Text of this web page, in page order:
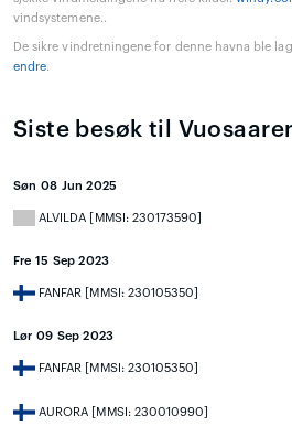
vindsystemene..
De sikre vindretningene for denne havna ble
endre.
Siste besøk til
Søn 08 Jun 2025
ALVILDA [MMSI: 230173590]
Fre 15 Sep 2023
FANFAR [MMSI: 230105350]
Lør 09 Sep 2023
FANFAR [MMSI: 230105350]
AURORA [MMSI: 230010990]